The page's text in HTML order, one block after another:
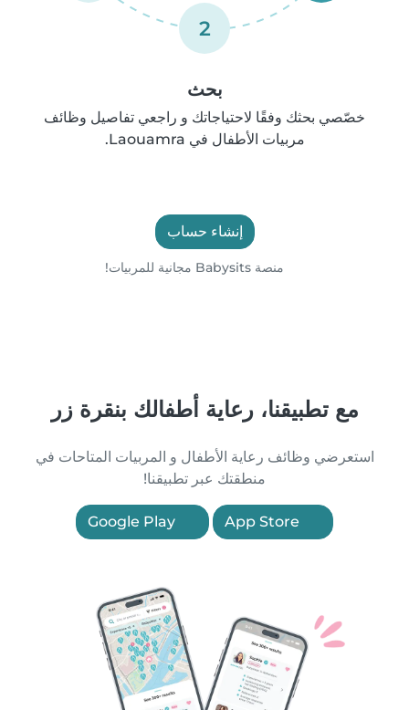
2
بحث
خصّصي بحثك وفقًا لاحتياجاتك و راجعي تفاصيل وظائف
مربيات الأطفال في Laouamra.
إنشاء حساب
منصة Babysits مجانية للمربيات!
مع تطبيقنا، رعاية أطفالك بنقرة زر
استعرضي وظائف رعاية الأطفال و المربيات المتاحات في
منطقتك عبر تطبيقنا!